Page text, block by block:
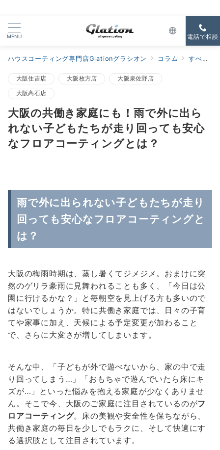
MENU 電話で相談
ハウスコーティング専門店Glationグラシオン コラム すべての新着
大阪住吉店 大阪枚方店 大阪泉佐野店
大阪高石店
大阪の共働き家庭にも！雨で外に出ら
れない子どもたちが走り回っても安心
なフロアコーティングとは？
雨で外に出られない子どもたちが走り
回っても安心なフロアコーティングと
は？
大阪の梅雨時期は、蒸し暑くてジメジメ。おまけに突
然のゲリラ豪雨に見舞われることも多く、「今日は公
園に行けるかな？」と毎朝空を見上げる方も多いので
はないでしょうか。特に共働き家庭では、日々の子育
てや家事に加え、天候による予定変更が加わること
で、さらに大変さが増してしまいます。
そんな中、「子どもが外で遊べないから、家の中で走
り回ってしまう…」「おもちゃで遊んでいたら床にキ
ズが…」といった悩みを抱える家庭が少なくありませ
ん。そこで今、大阪のご家庭に注目されているのがフ
ロアコーティング。床の美観や安全性を保ちながら、
共働き家庭の毎日を少しでもラクに、そして快適にす
る選択肢として注目されています。